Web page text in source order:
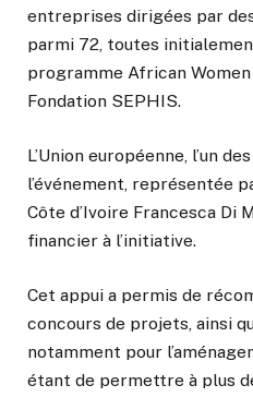
entreprises dirigées par
parmi 72, toutes
programme African
Fondation SEPHIS.
L’Union européenne, l’un
l’événement, représentée
Côte d’Ivoire Francesca Di
financier à l’initiative.
Cet appui a permis de
concours de projets, ainsi
notamment pour
étant de permettre à plus